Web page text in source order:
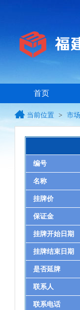
首页
当前位置 > 市
编号
名称
挂牌价
保证金
挂牌开始日期
挂牌结束日期
是否延牌
联系人
联系电话